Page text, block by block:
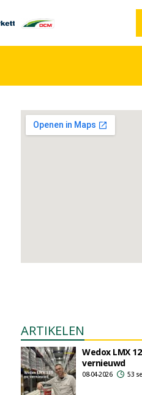
ARTIKELEN
Wedox LMX
vernieuwd
08-04-2026 53